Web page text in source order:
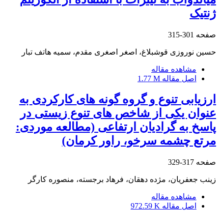
ژنتیک
صفحه 301-315
حسین نوروزی قوشبلاغ، اصغر اصغری مقدم، سمیه هاتف تبار
مشاهده مقاله
اصل مقاله 1.77 M
ارزیابی تنوع و گروه گونه های کارکردی به
عنوان یکی از شاخص های تنوع زیستی در
پاسخ به گرادیان ارتفاعی (مطالعه موردی:
مرتع چشمه سرخو، راور کرمان)
صفحه 317-329
زینب جعفریان، مژده دهقان، فرهاد برجسته، منصوره کارگر
مشاهده مقاله
اصل مقاله 972.59 K